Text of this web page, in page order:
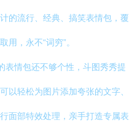
的流行、经典、搞笑表情包，覆
用，永不“词穷”。
表情包还不够个性，斗图秀秀提
以轻松为图片添加夸张的文字、
面部特效处理，亲手打造专属表